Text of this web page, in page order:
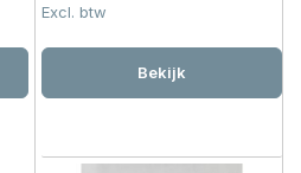
Excl. btw
Bekijk